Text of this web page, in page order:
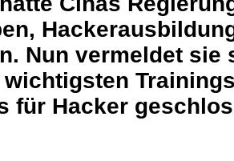
Nun vermeldet sie
wichtigsten
für Hacker